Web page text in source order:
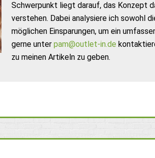
Schwerpunkt liegt darauf, das Konzept
verstehen. Dabei analysiere ich sowohl
möglichen Einsparungen, um ein
gerne unter pam@outlet-in.de
zu meinen Artikeln zu geben.